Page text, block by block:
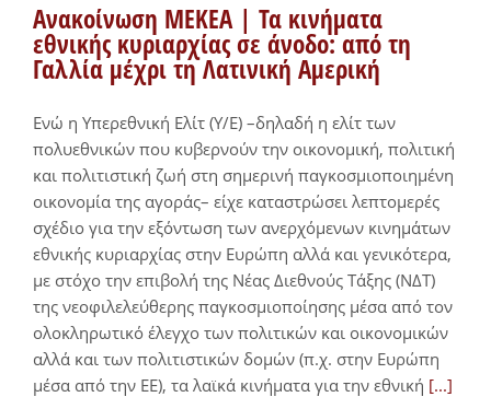
Ανακοίνωση ΜΕΚΕΑ | Τα κινήματα
εθνικής κυριαρχίας σε άνοδο: από τη
Γαλλία μέχρι τη Λατινική Αμερική
Ενώ η Υπερεθνική Ελίτ (Υ/Ε) –δηλαδή η ελίτ των
πολυεθνικών που κυβερνούν την οικονομική, πολιτική
και πολιτιστική ζωή στη σημερινή παγκοσμιοποιημένη
οικονομία της αγοράς– είχε καταστρώσει λεπτομερές
σχέδιο για την εξόντωση των ανερχόμενων κινημάτων
εθνικής κυριαρχίας στην Ευρώπη αλλά και γενικότερα,
με στόχο την επιβολή της Νέας Διεθνούς Τάξης (ΝΔΤ)
της νεοφιλελεύθερης παγκοσμιοποίησης μέσα από τον
ολοκληρωτικό έλεγχο των πολιτικών και οικονομικών
αλλά και των πολιτιστικών δομών (π.χ. στην Ευρώπη
μέσα από την ΕΕ), τα λαϊκά κινήματα για την εθνική [...]